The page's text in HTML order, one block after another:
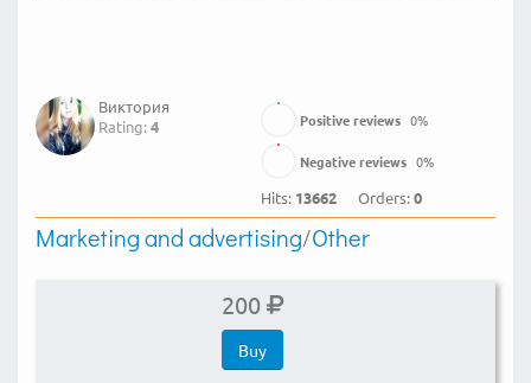
Виктория
Rating:4 Positive reviews 0%
Negative reviews 0%
Hits: 13662 Orders:0
Marketing and advertising/Other
200
Buy